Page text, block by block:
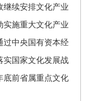
继续安排文化产业
实施重大文化产业
过中央国有资本经
实国家文化发展战
底前省属重点文化